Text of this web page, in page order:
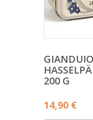
200 G
14,90 €